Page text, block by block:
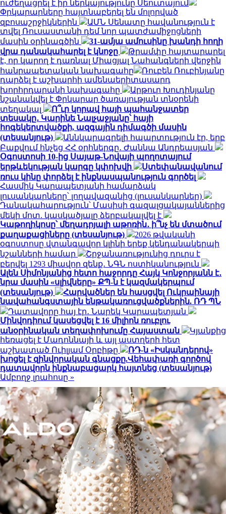
ուժեղացրել է իր ներկայությունը Սեուտայում
Փրկարարները հայտնաբերել են մոլորված
զբոսաշրջիկներին
ԱՄՆ Սենատը հավանություն է
տվել Ռուսաստանի դեմ նոր պատժամիջոցների
մասին օրինագծին
31-ամյա ամուսինը խանդի հողի
վրա դանակահարել է կնոջը
Թրամփը հայտարարել
է, որ կարող է դառնալ Միացյալ Նահանգների վերջին
հանրապետական ​​նախագահը
Ռուբեն Ռուբինյանը
դարձել է աշխարհի ամենաերիտասարդ
խորհրդարանի նախագահը
Արթուր Խուդինյանը
նշանակվել է Փրկարար ծառայության տնօրենի
տեղակալ
Ո՞ւր կորավ հայի պահանջատեր
տեսակը․ Կարինե Նալչաջյանը՝ հայի
հոգեկերտվածքի, ազգային դիմագծի մասին
(տեսանյութ)
Աննկարագրելի հպարտություն էր, երբ
Բաքվում հնչեց ՀՀ օրհներգը․ Ժաննա Անդրեասյան
Օգոստոսի 10-ից Սայաթ-Նովայի պողոտայում
երթևեկության կարգը կփոխվի
Ստեփանավանում
ռուս կինը փորձել է ինքնասպանություն գործել
Հասմիկ Կարապետյանի համարձակ
լուսանկարները՝ լողավազանից (լուսանկարներ)
Դանակահարություն՝ Մասիսի գազալցակայաններից
մեկի մոտ. կասկածյալը ձերբակալվել է
Կաթողիկոսը՝ մեղադրյալի աթոռին․ ի՞նչ են մտածում
քաղաքացիները (տեսանյութ)
2026 թվականի
օգոստոսը վտանգավոր կլինի երեք կենդանակերպի
նշանների համար
Շրջանառությունից դուրս է
բերվել 1293 միավոր զենք․ ՆԳՆ ոստիկանություն
Ալեն Սիմոնյանից հետո հաջորդը Հայկ Կոնջորյանն է․
նրա մասին «սլիվները» ՔՊ-ն է կազմակերպում
(տեսանյութ)
Հարվածներ են հասցվել Ուկրաինայի
նավահանգստային ենթակառուցվածքներին. ՌԴ ՊՆ
Դատավորը հայ էր․ Նարեկ Կարապետյան
Մինվոդիում կասեցվել է 16 միլիոն ռուբլու
անօրինական տեղափոխումը Հայաստան
Կյանքից
հեռացել է Մադոննայի և այլ աստղերի հետ
աշխատած Ուիլյամ Օրբիթը
ՌԴ-ն «Իսկանդերով»
խոցել է զինվորական գնացքը.Վեհափառի գործով
դատավորն ինքնաբացարկ հայտնեց (տեսանյութ)
Ամբողջ լրահոսը »